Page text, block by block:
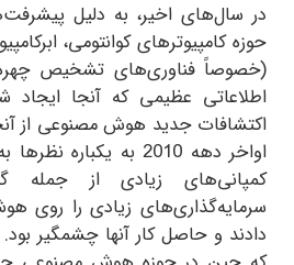
در سال‌های اخیر، به دلیل
حوزه کامپیوترهای کوانتومی،
(خصوصاً فناوری‌های تشخیص
اطلاعاتی عظیمی که آنجا ایجاد
اکتشافات جدید هوش مصنوعی از
اواخر دهه 2010 به
کمپانی‌های زیادی از جمله
سرمایه‌گذاری‌های زیادی را روی
دادند و حاصل کار آنها چشمگیر